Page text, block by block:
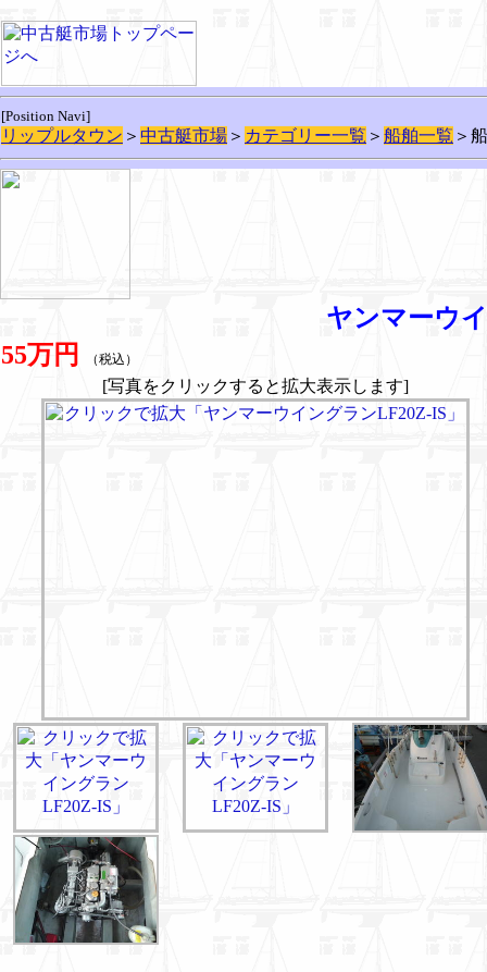
[Position Navi]
リップルタウン ＞ 中古艇市場 ＞ カテゴリー一覧 ＞ 船舶一覧 ＞
ヤンマーウ
55万円
（税込）
[写真をクリックすると拡大表示します]